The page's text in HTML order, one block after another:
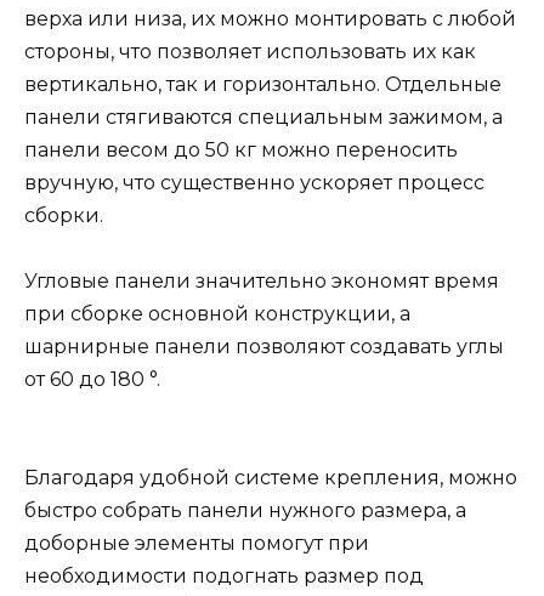
верха или низа, их можно монтировать с любой
стороны, что позволяет использовать их как
вертикально, так и горизонтально. Отдельные
панели стягиваются специальным зажимом, а
панели весом до 50 кг можно переносить
вручную, что существенно ускоряет процесс
сборки.
Угловые панели значительно экономят время
при сборке основной конструкции, а
шарнирные панели позволяют создавать углы
от 60 до 180 °.
Благодаря удобной системе крепления, можно
быстро собрать панели нужного размера, а
доборные элементы помогут при
необходимости подогнать размер под